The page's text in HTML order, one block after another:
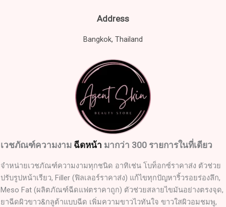
Address
Bangkok, Thailand
เวชภัณฑ์ความงาม ฉีดหน้า มากว่า 300 รายการในที่เดียว
จำหน่ายเวชภัณฑ์ความงามทุกชนิด อาทิเช่น โบท็อกซ์ราคาส่ง ตัวช่วย
ปรับรูปหน้าเรียว, Filler (ฟิลเลอร์ราคาส่ง) แก้ไขทุกปัญหาริ้วรอยร่องลึก,
Meso Fat (ผลิตภัณฑ์ฉีดแฟตราคาถูก) ตัวช่วยสลายไขมันอย่างตรงจุด,
ยาฉีดผิวขาว&กลูต้าแบบฉีด เพิ่มความขาวไวทันใจ ขาวใสผิวอมชมพู,